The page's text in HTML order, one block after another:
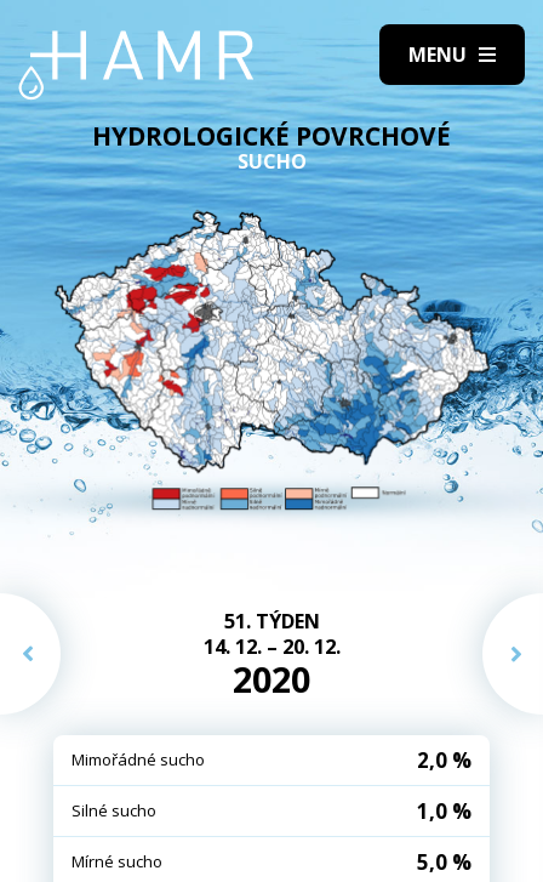
HYDROLOGICKÉ POVRCHOVÉ
SUCHO
51. TÝDEN
14. 12. – 20. 12.
2020
Mimořádné sucho 2,0 %
Silné sucho 1,0 %
Mírné sucho 5,0 %